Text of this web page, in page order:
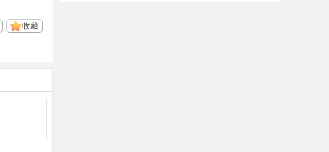
收藏